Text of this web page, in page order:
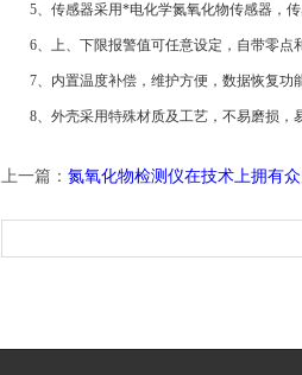
5、传感器采用*电化学氮氧化物传感器，传
6、上、下限报警值可任意设定，自带零点
7、内置温度补偿，维护方便，数据恢复功
8、外壳采用特殊材质及工艺，不易磨损，
上一篇： 氮氧化物检测仪在技术上拥有